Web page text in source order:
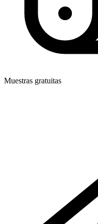
Muestras gratuitas